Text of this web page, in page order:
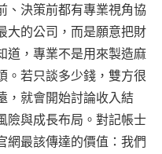
、決策前都有專業視角協
大的公司，而是願意把財
道，專業不是用來製造麻
。若只談多少錢，雙方很
，就會開始討論收入結
險與成長布局。對記帳士
網最該傳達的價值：我們